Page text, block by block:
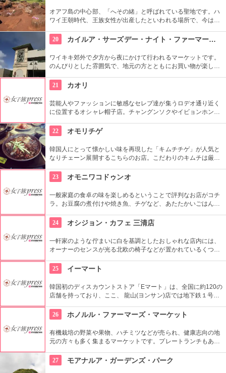
オアフ島の中心部、「へその緒」と呼ばれている聖地です。ハ
ワイ王朝時代、王族女性が出産したといわれる場所で、今は子
くさんのエネルギーを浴びて帰ってくださいね。
20 カイルア・サーズデー・ナイト・ファーマーズ・マーケット
ワイキキ郊外で夕方から夜にかけて行われるマーケットです。
のんびりとした雰囲気で、地元の方とともにお買い物が楽しめ
ワイ産のおいしいグルメが勢ぞろい。ちょうど、早めのディナ
ーに利用できそうですね。
21 カオリ
芸能人やファッションに敏感なセレブ達が集うロデオ通り近く
に位置するオシャレ帽子店。チャングンソクやイビョンホンな
物も。１つ１つ丁寧にこだわって作られているので丈夫で長持
ち。自分へのお土産にも最適。
22 オモリチゲ
韓国人にとって懐かしい味を再現した「キムチチゲ」が人気と
なりチェーン展開するこちらのお店。こだわりのキムチは厳選
ムチ「ゴッチョリ」や、おこげを煮込んだ「ヌルンジ」、もち
ろん熟成キムチもセルフサービス食べ放題。
23 オモニワコドゥンオ
一般家庭の食卓の味を楽しめるということで評判なお店がコチ
ラ。お豆腐の煮付けや焼き魚、チゲなど、あたたかいごはんと
飯に変更する事も出来ます。どこか懐かしい店内に、韓国のお
家にお邪魔しているような雰囲気もGood。
24 オシジョン・カフェ 三清店
一軒家のような佇まいに白を基調としたおしゃれな店内には、
オーナーのセンスが光る北欧の椅子などが置かれているくつろ
り、ラテアートを楽しめるコーヒーメニューも充実。旅行の合
間にほっと一息つける場所です。
25 イーマート
韓国初のディスカウントストア「Eマート」は、全国に約120の
店舗を持っており、ここ、 龍山(ヨンサン)店では地下鉄１号線･
など様々なエンターテインメントが楽しめる複合ショッピング
モール「Iパークモール」の地下１・２階にある。外国人観光客
に人気の韓国の焼酎や海苔、伝統茶などが現地価格で販売して
いるので土産にぴったり。
26 ホノルル・ファーマーズ・マーケット
有機栽培の野菜や果物、ハチミツなどが売られ、健康志向の地
元の方々も多く集まるマーケットです。プレートランチもあり
込んで宿でいただくのもいいですね。
27 モアナルア・ガーデンズ・パーク